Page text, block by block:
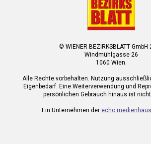
© WIENER BEZIRKSBLATT GmbH
Windmühlgasse 26
1060 Wien.
Alle Rechte vorbehalten. Nutzung
Eigenbedarf. Eine Weiterverwendung und
persönlichen Gebrauch hinaus ist
Ein Unternehmen der echo